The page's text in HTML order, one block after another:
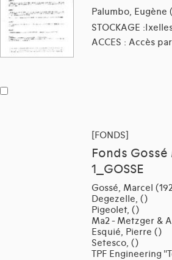
Palumbo, Eugène
STOCKAGE
ACCES : Accès
[FONDS]
Fonds
1_GOSSE
Gossé, Marcel
Degezelle, ()
Pigeolet, ()
Ma2 - Metzger &
Esquié, Pierre ()
Setesco, ()
TPF Engineering